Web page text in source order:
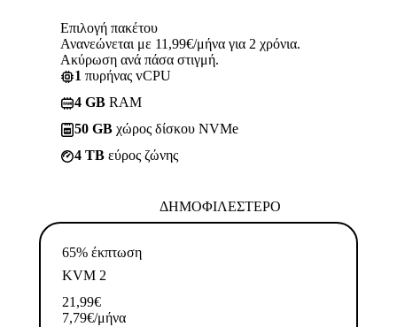
Επιλογή πακέτου
Ανανεώνεται με 11,99€/μήνα για 2 χρόνια.
Ακύρωση ανά πάσα στιγμή.
1 πυρήνας vCPU
4 GB RAM
50 GB χώρος δίσκου NVMe
4 TB εύρος ζώνης
ΔΗΜΟΦΙΛΈΣΤΕΡΟ
65% έκπτωση
KVM 2
21,99€
7,79€/μήνα